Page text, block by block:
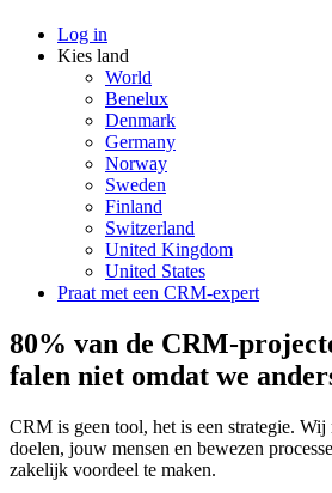
Log in
Kies land
World
Benelux
Denmark
Germany
Norway
Sweden
Finland
Switzerland
United Kingdom
United States
Praat met een CRM-expert
80% van de CRM-
falen niet omdat we
CRM is geen tool, het is een strategie.
doelen, jouw mensen en bewezen
zakelijk voordeel te maken.